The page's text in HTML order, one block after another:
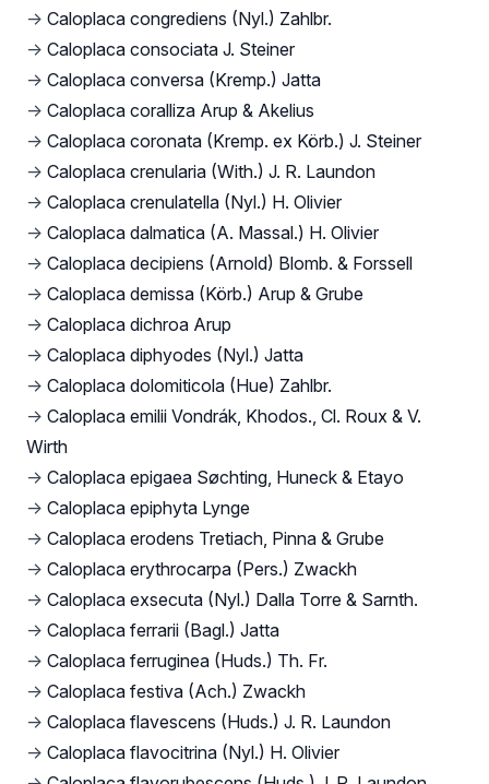
→ Caloplaca congrediens (Nyl.) Zahlbr.
→ Caloplaca consociata J. Steiner
→ Caloplaca conversa (Kremp.) Jatta
→ Caloplaca coralliza Arup & Akelius
→ Caloplaca coronata (Kremp. ex Körb.) J. Steiner
→ Caloplaca crenularia (With.) J. R. Laundon
→ Caloplaca crenulatella (Nyl.) H. Olivier
→ Caloplaca dalmatica (A. Massal.) H. Olivier
→ Caloplaca decipiens (Arnold) Blomb. & Forssell
→ Caloplaca demissa (Körb.) Arup & Grube
→ Caloplaca dichroa Arup
→ Caloplaca diphyodes (Nyl.) Jatta
→ Caloplaca dolomiticola (Hue) Zahlbr.
→ Caloplaca emilii Vondrák, Khodos., Cl. Roux & V.
Wirth
→ Caloplaca epigaea Søchting, Huneck & Etayo
→ Caloplaca epiphyta Lynge
→ Caloplaca erodens Tretiach, Pinna & Grube
→ Caloplaca erythrocarpa (Pers.) Zwackh
→ Caloplaca exsecuta (Nyl.) Dalla Torre & Sarnth.
→ Caloplaca ferrarii (Bagl.) Jatta
→ Caloplaca ferruginea (Huds.) Th. Fr.
→ Caloplaca festiva (Ach.) Zwackh
→ Caloplaca flavescens (Huds.) J. R. Laundon
→ Caloplaca flavocitrina (Nyl.) H. Olivier